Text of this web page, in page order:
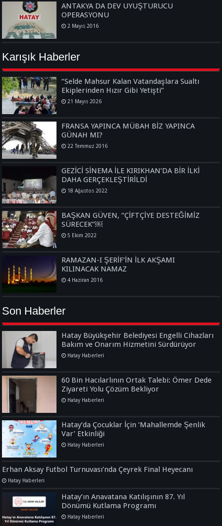
ANTAKYA DA DEV UYUŞTURUCU
OPERASYONU
2 Mayıs 2016
Karışık Haberler
“Selde Mahsur Kalan Vatandaşlara Sualtı
Ekiplerinden Hızır Gibi Yetişti”
21 Mayıs 2026
FRANSA YAPINCA MÜBAH BİZ YAPINCA
GÜNAH MI?
22 Temmuz 2016
GEZİCİ SİNEMA İLE KIRIKHAN’DA BİR İLKİ
DAHA GERÇEKLEŞTİRİLDİ
18 Ağustos 2022
BAŞKAN GÜVEN, “ÇİFTÇİYE DESTEĞİMİZ
SÜRECEK”￼
5 Ekim 2022
RAMAZAN-I ŞERİF’İN İLK AKŞAMI
KILINACAK NAMAZ
4 Haziran 2016
Son Haberler
Hatay Büyükşehir Belediyesi Engelli Cihazları
Bakım ve Onarım Hizmetini Sürdürüyor
Hatay Haberleri
60 Bin Hacılarlının Ortak Talebi: Ömer Dede
Ziyareti Yolu Çözüm Bekliyor
Hatay Haberleri
Hatay’da Çocuklar İçin ‘Mahallemde Şenlik
Var’ Etkinliği
Hatay Haberleri
Erhan Aksay Futbol Turnuvası’nda Çeyrek Final Heyecanı
Hatay Haberleri
Hatay’ın Anavatana Katılışının 87. Yıl
Dönümü Kutlama Programı
Hatay Haberleri